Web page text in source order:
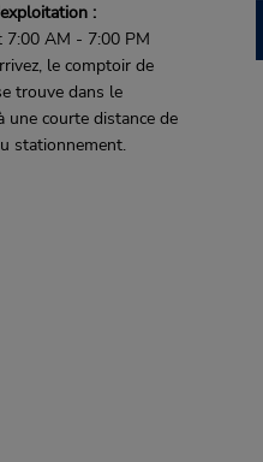
:
7:00 AM - 7:00 PM
le comptoir de
trouve dans le
une courte distance de
stationnement.